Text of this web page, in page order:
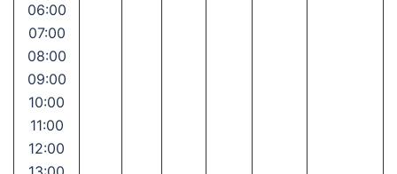
06:00
07:00
08:00
09:00
10:00
11:00
12:00